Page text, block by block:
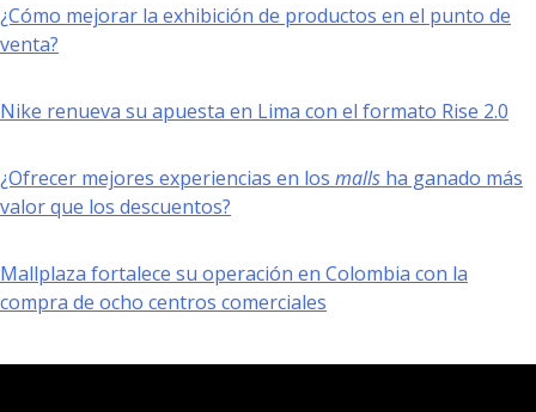
¿Cómo mejorar la exhibición de productos en el punto de
venta?
Nike renueva su apuesta en Lima con el formato Rise 2.0
¿Ofrecer mejores experiencias en los malls ha ganado más
valor que los descuentos?
Mallplaza fortalece su operación en Colombia con la
compra de ocho centros comerciales